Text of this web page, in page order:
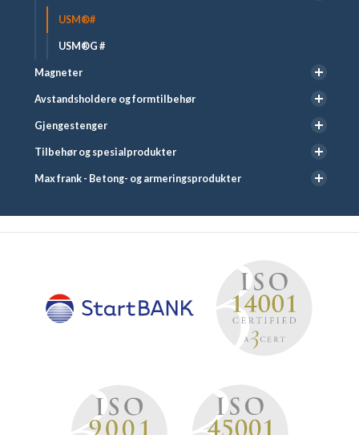
USM®#
USM®G #
Magneter
Avstandsholdere og formtilbehør
Gjengestenger
Tilbehør og spesialprodukter
Max frank - Betong- og armeringsprodukter